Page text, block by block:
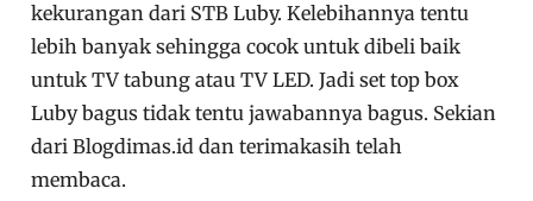
kekurangan dari STB Luby. Kelebihannya tentu
lebih banyak sehingga cocok untuk dibeli baik
untuk TV tabung atau TV LED. Jadi set top box
Luby bagus tidak tentu jawabannya bagus. Sekian
dari Blogdimas.id dan terimakasih telah
membaca.